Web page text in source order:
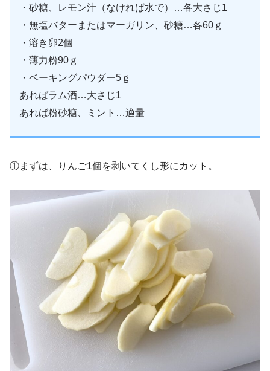
・砂糖、レモン汁（なければ水で）…各大さじ1
・無塩バターまたはマーガリン、砂糖…各60ｇ
・溶き卵2個
・薄力粉90ｇ
・ベーキングパウダー5ｇ
あればラム酒…大さじ1
あれば粉砂糖、ミント…適量
①まずは、りんご1個を剥いてくし形にカット。